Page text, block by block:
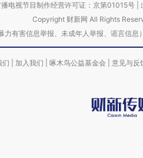
播电视节目制作经营许可证：京第01015号|
Copyright 财新网 All Rights
力有害信息举报、未成年人举报、谣言
们 加入我们 啄木鸟公益基金会 意见与反